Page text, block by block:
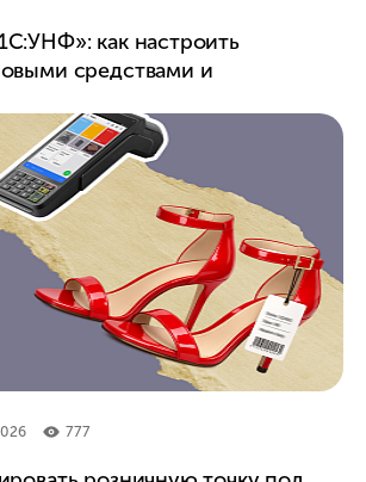
как настроить
средствами и
777